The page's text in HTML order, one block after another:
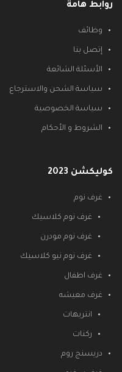
روابط هامة
وظائف
إتصل بنا
الأسئلة الشائعة
سياسة الشحن والاسترجاع
سياسة الخصوصية
الشروط و الأحكام
كوليكشن 2023
غرف نوم
غرف نوم كلاسيك
غرف نوم مودرن
غرف نوم نيو كلاسيك
غرف اطفال
غرف معيشه
انتريهات
ركنات
دريسنج روم